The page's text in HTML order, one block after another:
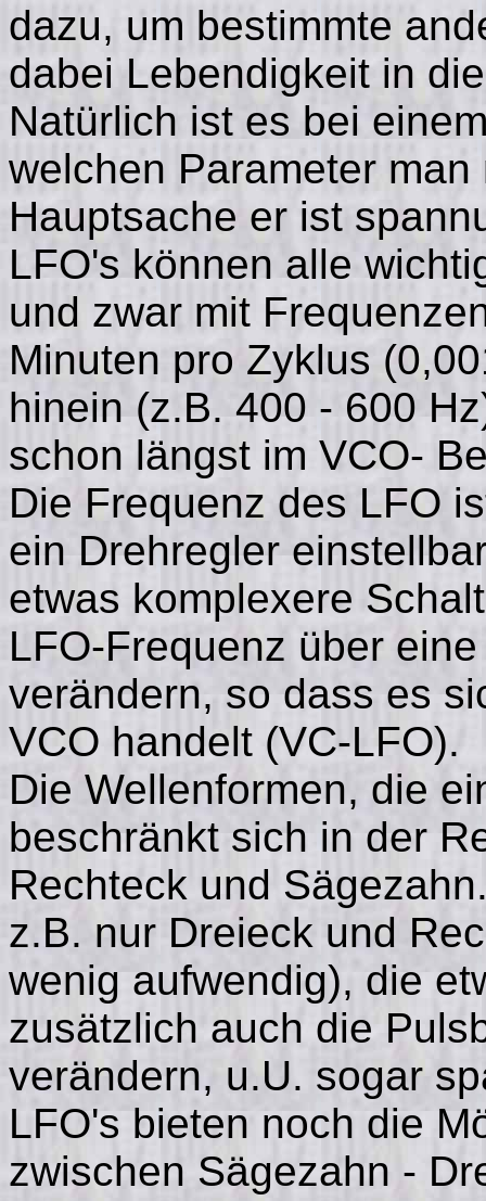
dazu, um bestimmte
dabei Lebendigkeit in
Natürlich ist es bei
welchen Parameter
Hauptsache er ist
LFO's können alle
und zwar mit
Minuten pro Zyklus
hinein (z.B. 400 - 600
schon längst im VCO-
Die Frequenz des LFO
ein Drehregler
etwas komplexere
LFO-Frequenz über
verändern, so dass es
VCO handelt (VC-LFO).
Die Wellenformen, die
beschränkt sich in der
Rechteck und
z.B. nur Dreieck und
wenig aufwendig), die
zusätzlich auch die
verändern, u.U. sogar
LFO's bieten noch die
zwischen Sägezahn -